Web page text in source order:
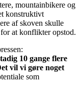
mountainbikere og
konstruktivt
af skoven skulle
at konflikter opstod.
10 gange flere
vil vi gøre noget
som